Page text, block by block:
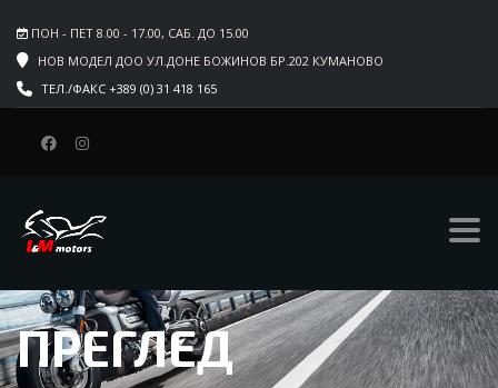
ПОН - ПЕТ 8.00 - 17.00, САБ. ДО 15.00
НОВ МОДЕЛ ДОО УЛ.ДОНЕ БОЖИНОВ БР.202 КУМАНОВО
ТЕЛ./ФАКС +389 (0) 31 418 165
ПРЕГЛЕД